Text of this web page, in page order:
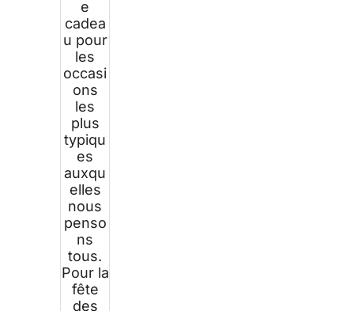
e
cadea
u pour
les
occasi
ons
les
plus
typiqu
es
auxqu
elles
nous
penso
ns
tous.
Pour la
fête
des